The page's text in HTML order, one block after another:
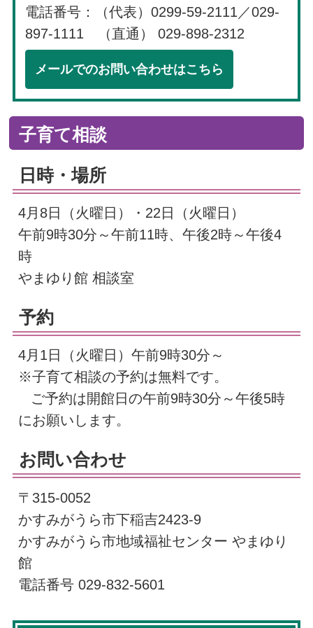
電話番号：（代表）0299-59-2111／029-
897-1111 （直通） 029-898-2312
メールでのお問い合わせはこちら
子育て相談
日時・場所
4月8日（火曜日）・22日（火曜日）
午前9時30分～午前11時、午後2時～午後4
時
やまゆり館 相談室
予約
4月1日（火曜日）午前9時30分～
※子育て相談の予約は無料です。
ご予約は開館日の午前9時30分～午後5時
にお願いします。
お問い合わせ
〒315-0052
かすみがうら市下稲吉2423-9
かすみがうら市地域福祉センター やまゆり
館
電話番号 029-832-5601